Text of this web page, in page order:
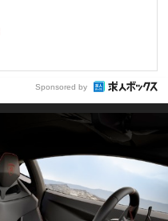
Sponsored by